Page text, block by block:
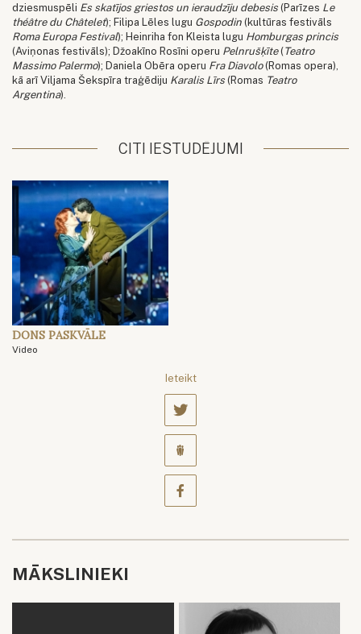
dziesmuspēli Es skatījos griestos un ieraudzīju debesis (Parīzes Le
théâtre du Châtelet); Filipa Lēles lugu Gospodin (kultūras festivāls
Roma Europa Festival); Heinriha fon Kleista lugu Homburgas princis
(Aviņonas festivāls); Džoakīno Rosīni operu Pelnrušķīte(Teatro
Massimo Palermo); Daniela Obēra operu Fra Diavolo(Romas opera),
kā arī Viljama Šekspīra traģēdiju Karalis Līrs (Romas Teatro
Argentina).
CITI IESTUDĒJUMI
DONS PASKVĀLE
Video
Ieteikt
MĀKSLINIEKI